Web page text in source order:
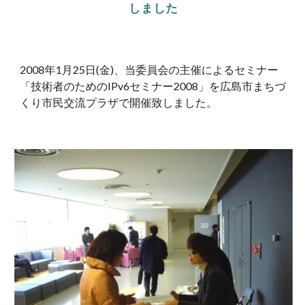
しました
2008年1月25日(金)、当委員会の主催によるセミナー
「技術者のためのIPv6セミナー2008」を広島市まちづ
くり市民交流プラザで開催致しました。